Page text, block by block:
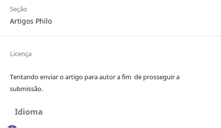
Seção
Artigos Philo
Licença
Tentando enviar o artigo para autor a fim de prosseguir a
submissão.
Idioma